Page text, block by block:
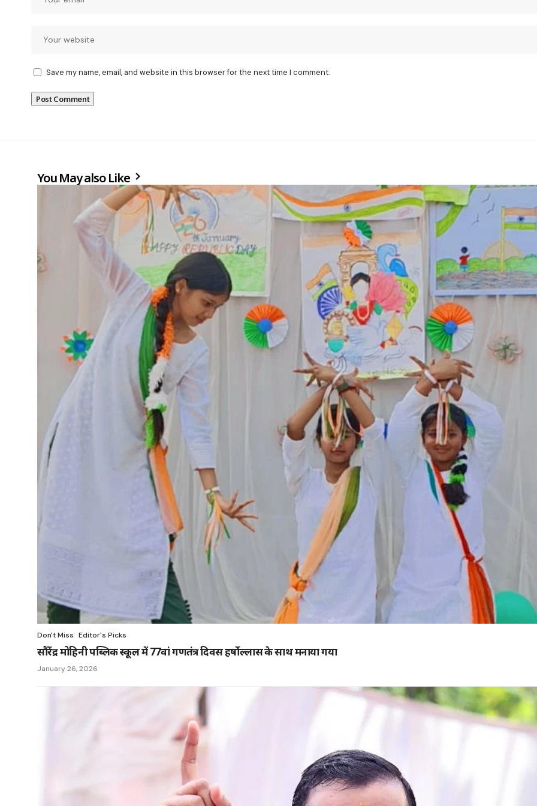
Save my name, email, and website in this browser for the next time I comment.
You May also Like
Don't Miss Editor's Picks
सौरेंद्र मोहिनी पब्लिक स्कूल में 77वां गणतंत्र दिवस हर्षोल्लास के साथ मनाया गया
January 26, 2026